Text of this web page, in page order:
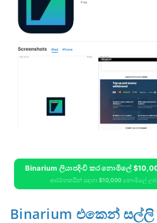
Binarium ලියාපදිංචි කර නොමිලේ
ආරම්භකයින් සඳහා $10,000 නොමිලේ
Binarium එකෙන්